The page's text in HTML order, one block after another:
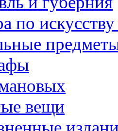
по
вещи